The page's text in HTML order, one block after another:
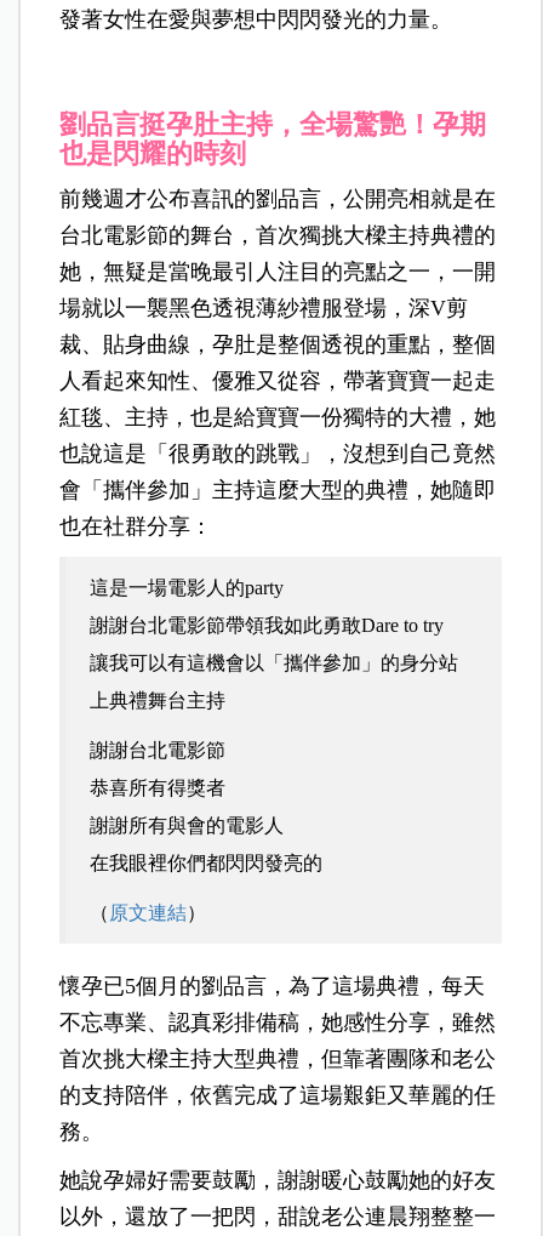
發著女性在愛與夢想中閃閃發光的力量。
劉品言挺孕肚主持，全場驚艷！孕期
也是閃耀的時刻
前幾週才公布喜訊的劉品言，公開亮相就是在
台北電影節的舞台，首次獨挑大樑主持典禮的
她，無疑是當晚最引人注目的亮點之一，一開
場就以一襲黑色透視薄紗禮服登場，深V剪
裁、貼身曲線，孕肚是整個透視的重點，整個
人看起來知性、優雅又從容，帶著寶寶一起走
紅毯、主持，也是給寶寶一份獨特的大禮，她
也說這是「很勇敢的跳戰」，沒想到自己竟然
會「攜伴參加」主持這麼大型的典禮，她隨即
也在社群分享：
這是一場電影人的party
謝謝台北電影節帶領我如此勇敢Dare to try
讓我可以有這機會以「攜伴參加」的身分站
上典禮舞台主持
謝謝台北電影節
恭喜所有得獎者
謝謝所有與會的電影人
在我眼裡你們都閃閃發亮的
（ 原文連結）
懷孕已5個月的劉品言，為了這場典禮，每天
不忘專業、認真彩排備稿，她感性分享，雖然
首次挑大樑主持大型典禮，但靠著團隊和老公
的支持陪伴，依舊完成了這場艱鉅又華麗的任
務。
她說孕婦好需要鼓勵，謝謝暖心鼓勵她的好友
以外，還放了一把閃，甜說老公連晨翔整整一